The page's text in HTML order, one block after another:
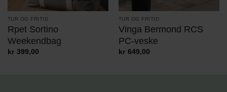
TUR OG FRITID
Rpet Sortino
Weekendbag
kr 399,00
TUR OG FRITID
Vinga Bermond RCS
PC-veske
kr 649,00